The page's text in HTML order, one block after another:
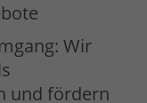
Wir
und fördern